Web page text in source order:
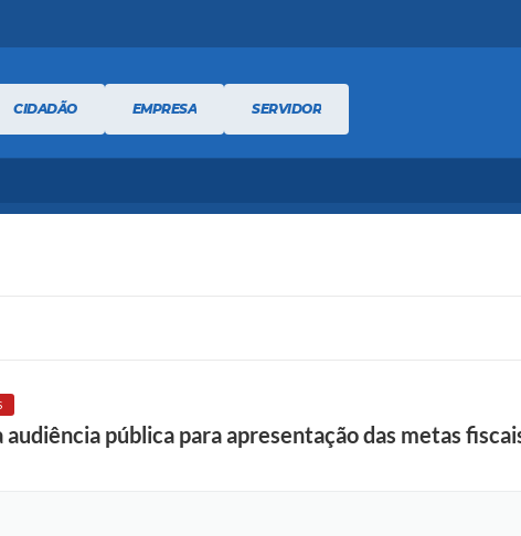
CIDADÃO EMPRESA SERVIDOR
pública para apresentação das metas